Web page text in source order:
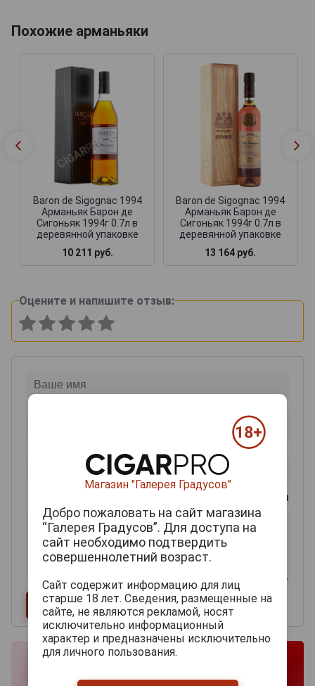
Похожие арманьяки
Baron de Sigognac 1994
Арманьяк Барон де
Сигоньяк 1994г 0.7л в
деревянной упаковке
10 211 руб.
Baron de Sigognac 1994
Арманьяк Барон де
Сигоньяк 1994г 0.7л в
деревянной упаковке
13 164 руб.
Оцените и напишите отзыв:
из 2000 знаков
Магазин "Галерея Градусов"
Добро пожаловать на сайт магазина
“Галерея Градусов”. Для доступа на
сайт необходимо подтвердить
совершеннолетний возраст.
Сайт содержит информацию для лиц
старше 18 лет. Сведения, размещенные на
сайте, не являются рекламой, носят
исключительно информационный
характер и предназначены исключительно
для личного пользования.